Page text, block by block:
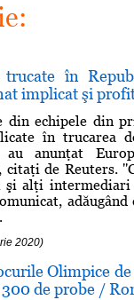
trucate în
implicat şi
din echipele din
în trucarea
anunţat
citaţi de Reuters.
şi alţi intermediari
2020)
Olimpice
de probe /